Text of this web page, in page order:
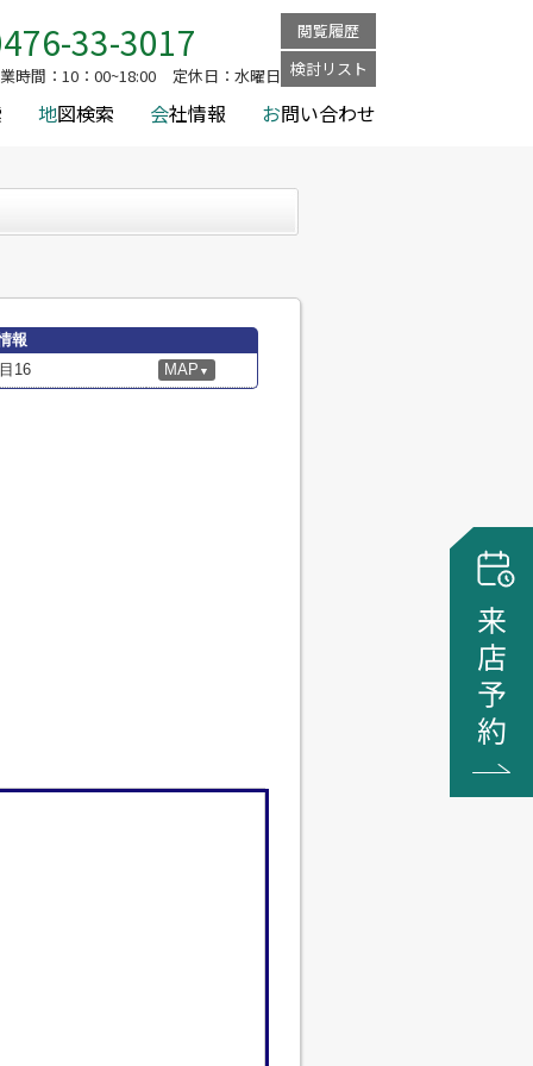
33-3017
時間： 10：00~18:00 定休日： 水曜日
閲覧履歴
検討リスト
地図検索 会社情報 お問い合わせ
田加良部店
報
16 MAP ▼